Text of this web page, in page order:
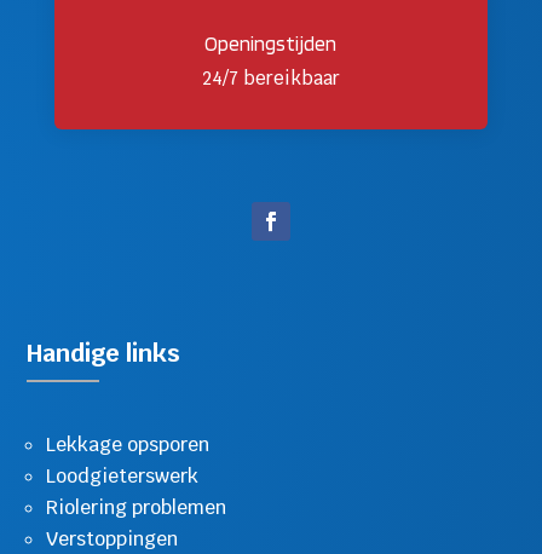
Openingstijden
24/7 bereikbaar
Handige links
Lekkage opsporen
Loodgieterswerk
Riolering problemen
Verstoppingen